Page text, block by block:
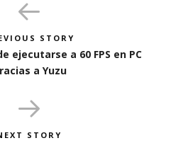
STORY
ejecutarse a 60 FPS en PC
a Yuzu
STORY